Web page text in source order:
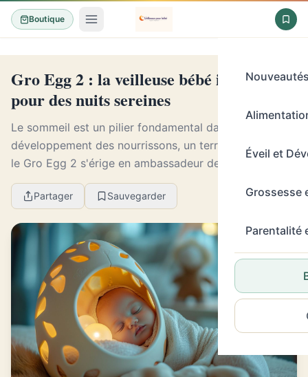
Boutique
Éveil et
Grossesse
Parentalité
Gro Egg 2 : la veilleuse bébé innovante
pour des nuits sereines
Le sommeil est un pilier fondamental dans le
développement des nourrissons, un terrain sur lequel
le Gro Egg 2 s'érige en ambassadeur de bien-être
nocturne. Cette veilleuse bébé innovante promet des
n...
Partager Sauvegarder